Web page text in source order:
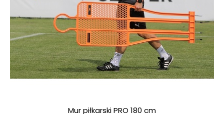
Mur piłkarski PRO 180 cm